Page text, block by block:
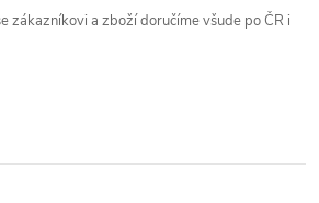
zákazníkovi a zboží doručíme všude po ČR i